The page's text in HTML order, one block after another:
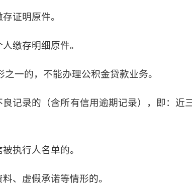
证明原件。
缴存明细原件。
之一的，不能办理公积金贷款业务。
记录的（含所有信用逾期记录），即：近
执行人名单的。
、虚假承诺等情形的。